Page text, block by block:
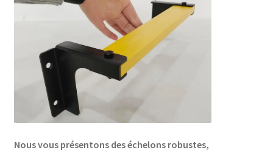
Nous vous présentons des échelons robustes,